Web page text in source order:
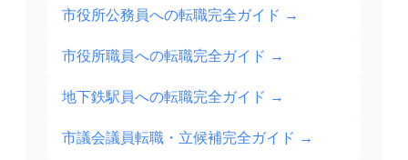
市役所公務員への転職完全ガイド →
市役所職員への転職完全ガイド →
地下鉄駅員への転職完全ガイド →
市議会議員転職・立候補完全ガイド →